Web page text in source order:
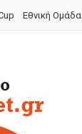
Εθνική Ομάδα